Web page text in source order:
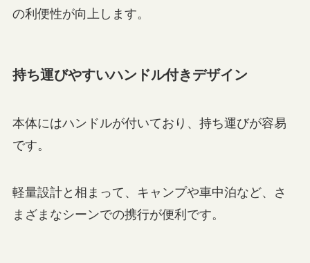
の利便性が向上します。
持ち運びやすいハンドル付きデザイン
本体にはハンドルが付いており、持ち運びが容易
です。
軽量設計と相まって、キャンプや車中泊など、さ
まざまなシーンでの携行が便利です。